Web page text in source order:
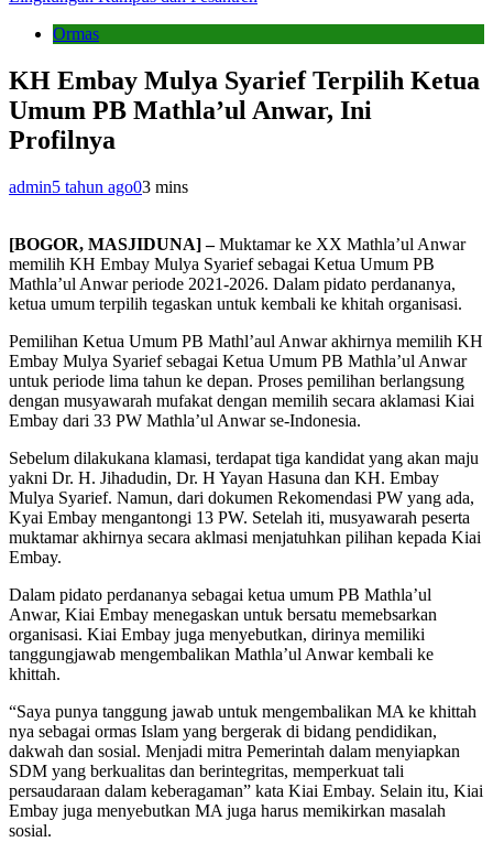
Ormas
KH Embay Mulya Syarief Terpilih Ketua
Umum PB Mathla’ul Anwar, Ini
Profilnya
admin5 tahun ago03 mins
[BOGOR, MASJIDUNA] –Muktamar ke XX Mathla’ul Anwar
memilih KH Embay Mulya Syarief sebagai Ketua Umum PB
Mathla’ul Anwar periode 2021-2026. Dalam pidato perdananya,
ketua umum terpilih tegaskan untuk kembali ke khitah organisasi.
Pemilihan Ketua Umum PB Mathl’aul Anwar akhirnya memilih KH
Embay Mulya Syarief sebagai Ketua Umum PB Mathla’ul Anwar
untuk periode lima tahun ke depan. Proses pemilihan berlangsung
dengan musyawarah mufakat dengan memilih secara aklamasi Kiai
Embay dari 33 PW Mathla’ul Anwar se-Indonesia.
Sebelum dilakukana klamasi, terdapat tiga kandidat yang akan maju
yakni Dr. H. Jihadudin, Dr. H Yayan Hasuna dan KH. Embay
Mulya Syarief. Namun, dari dokumen Rekomendasi PW yang ada,
Kyai Embay mengantongi 13 PW. Setelah iti, musyawarah peserta
muktamar akhirnya secara aklmasi menjatuhkan pilihan kepada Kiai
Embay.
Dalam pidato perdananya sebagai ketua umum PB Mathla’ul
Anwar, Kiai Embay menegaskan untuk bersatu memebsarkan
organisasi. Kiai Embay juga menyebutkan, dirinya memiliki
tanggungjawab mengembalikan Mathla’ul Anwar kembali ke
khittah.
“Saya punya tanggung jawab untuk mengembalikan MA ke khittah
nya sebagai ormas Islam yang bergerak di bidang pendidikan,
dakwah dan sosial. Menjadi mitra Pemerintah dalam menyiapkan
SDM yang berkualitas dan berintegritas, memperkuat tali
persaudaraan dalam keberagaman” kata Kiai Embay. Selain itu, Kiai
Embay juga menyebutkan MA juga harus memikirkan masalah
sosial.